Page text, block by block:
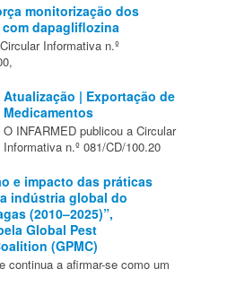
monitorização dos
dapagliflozina
Informativa n.º
Atualização | Exportação de
Medicamentos
O INFARMED publicou a Circular
Informativa n.º 081/CD/100.20
e impacto das práticas
indústria global do
(2010–2025)”,
Global Pest
(GPMC)
continua a afirmar-se como um